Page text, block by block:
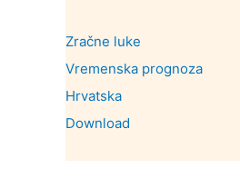
Zračne luke
Vremenska prognoza
Hrvatska
Download